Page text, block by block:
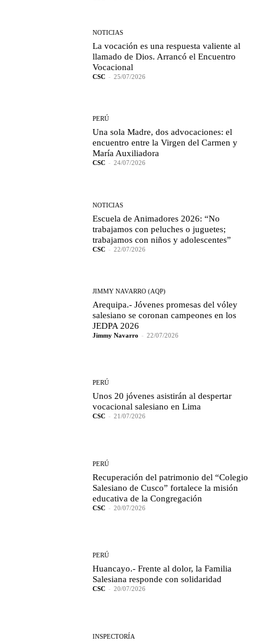
NOTICIAS
La vocación es una respuesta valiente al
llamado de Dios. Arrancó el Encuentro
Vocacional
CSC - 25/07/2026
PERÚ
Una sola Madre, dos advocaciones: el
encuentro entre la Virgen del Carmen y
María Auxiliadora
CSC - 24/07/2026
NOTICIAS
Escuela de Animadores 2026: “No
trabajamos con peluches o juguetes;
trabajamos con niños y adolescentes”
CSC - 22/07/2026
JIMMY NAVARRO (AQP)
Arequipa.- Jóvenes promesas del vóley
salesiano se coronan campeones en los
JEDPA 2026
Jimmy Navarro - 22/07/2026
PERÚ
Unos 20 jóvenes asistirán al despertar
vocacional salesiano en Lima
CSC - 21/07/2026
PERÚ
Recuperación del patrimonio del “Colegio
Salesiano de Cusco” fortalece la misión
educativa de la Congregación
CSC - 20/07/2026
PERÚ
Huancayo.- Frente al dolor, la Familia
Salesiana responde con solidaridad
CSC - 20/07/2026
INSPECTORÍA